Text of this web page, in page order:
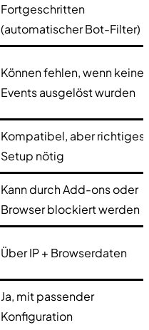
Fortgeschritten
(automatischer Bot-Filter)
Können fehlen, wenn keine
Events ausgelöst wurden
Kompatibel, aber richtiges
Setup nötig
Kann durch Add-ons oder
Browser blockiert werden
Über IP + Browserdaten
Ja, mit passender
Konfiguration